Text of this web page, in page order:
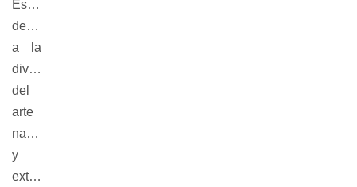
Estarán
destinadas
a la
divulgación
del
arte
nacional
y
extranjero